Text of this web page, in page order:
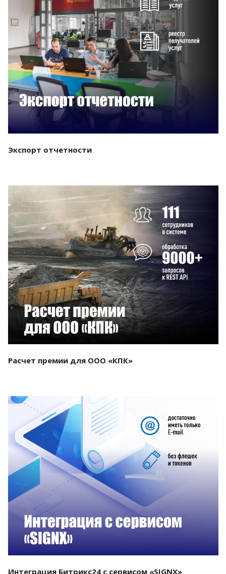
Смотреть проект
Экспорт отчетности
Смотреть проект
Расчет премии для ООО «КПК»
Смотреть проект
Интеграция Битрикс24 с сервисом «SIGNX»